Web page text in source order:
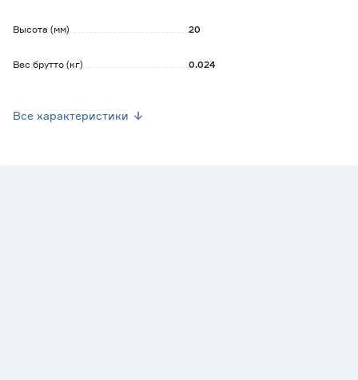
Высота (мм) 20
Вес брутто (кг) 0.024
Все характеристики